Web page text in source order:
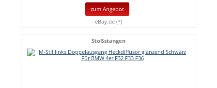
zum Angebot
eBay.de (*)
Stoßstangen